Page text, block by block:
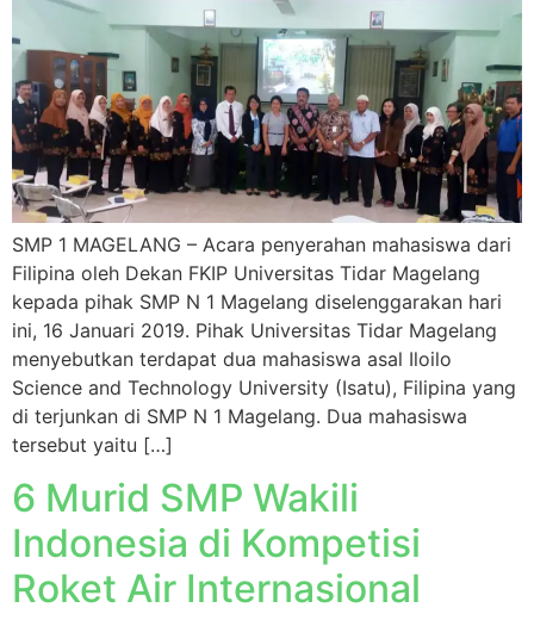
SMP 1 MAGELANG – Acara penyerahan mahasiswa dari
Filipina oleh Dekan FKIP Universitas Tidar Magelang
kepada pihak SMP N 1 Magelang diselenggarakan hari
ini, 16 Januari 2019. Pihak Universitas Tidar Magelang
menyebutkan terdapat dua mahasiswa asal Iloilo
Science and Technology University (Isatu), Filipina yang
di terjunkan di SMP N 1 Magelang. Dua mahasiswa
tersebut yaitu […]
6 Murid SMP Wakili
Indonesia di Kompetisi
Roket Air Internasional